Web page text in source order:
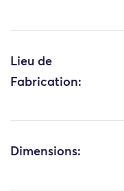
Lieu de
Fabrication:
Dimensions: